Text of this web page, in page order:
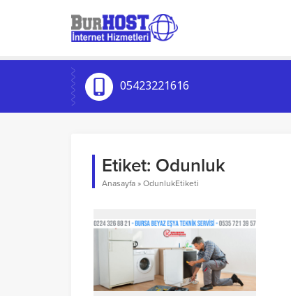
05423221616
Etiket: Odunluk
Anasayfa » OdunlukEtiketi